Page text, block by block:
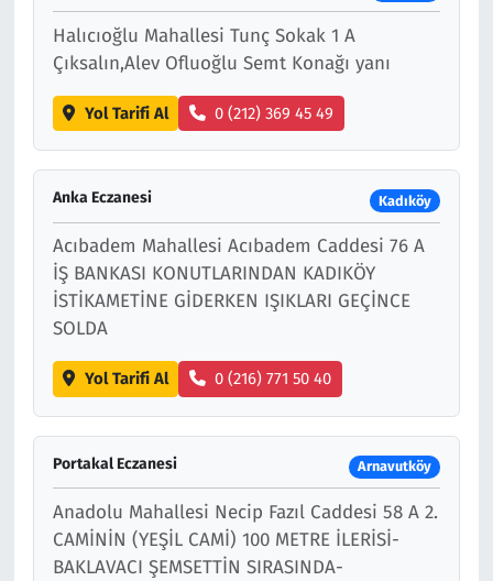
Halıcıoğlu Mahallesi Tunç Sokak 1 A
Çıksalın,Alev Ofluoğlu Semt Konağı yanı
Yol Tarifi Al 0 (212) 369 45 49
Anka Eczanesi Kadıköy
Acıbadem Mahallesi Acıbadem Caddesi 76 A
İŞ BANKASI KONUTLARINDAN KADIKÖY
İSTİKAMETİNE GİDERKEN IŞIKLARI GEÇİNCE
SOLDA
Yol Tarifi Al 0 (216) 771 50 40
Portakal Eczanesi Arnavutköy
Anadolu Mahallesi Necip Fazıl Caddesi 58 A 2.
CAMİNİN (YEŞİL CAMİ) 100 METRE İLERİSİ-
BAKLAVACI ŞEMSETTİN SIRASINDA-